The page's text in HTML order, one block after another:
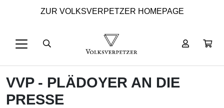
ZUR VOLKSVERPETZER HOMEPAGE
VVP - PLÄDOYER AN DIE
PRESSE